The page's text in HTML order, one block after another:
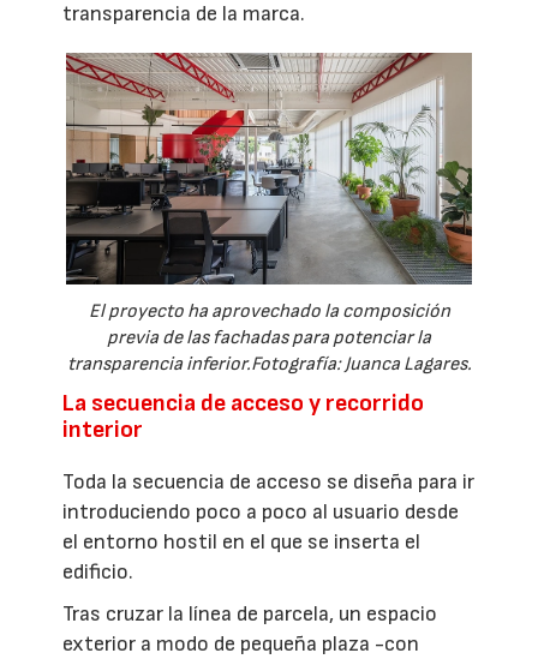
transparencia de la marca.
El proyecto ha aprovechado la composición
previa de las fachadas para potenciar la
transparencia inferior.Fotografía: Juanca Lagares.
La secuencia de acceso y recorrido
interior
Toda la secuencia de acceso se diseña para ir
introduciendo poco a poco al usuario desde
el entorno hostil en el que se inserta el
edificio.
Tras cruzar la línea de parcela, un espacio
exterior a modo de pequeña plaza -con